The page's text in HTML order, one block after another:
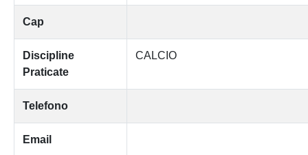
Cap
Discipline
Praticate
CALCIO
Telefono
Email